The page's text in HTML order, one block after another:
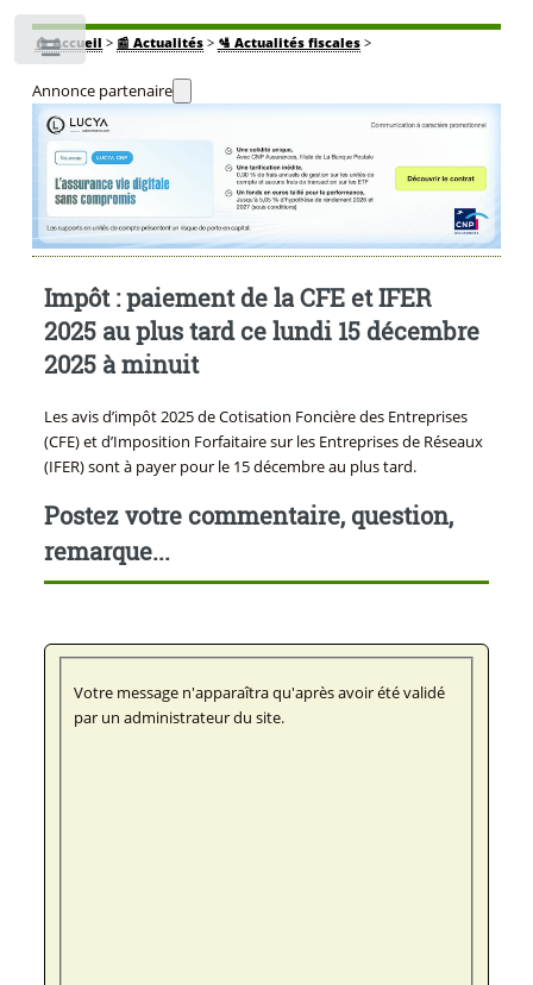
🏠Accueil > 📰 Actualités> 🛂 Actualités fiscales>
Annonce partenaire
Impôt : paiement de la CFE et IFER
2025 au plus tard ce lundi 15 décembre
2025 à minuit
Les avis d’impôt 2025 de Cotisation Foncière des Entreprises
(CFE) et d’Imposition Forfaitaire sur les Entreprises de Réseaux
(IFER) sont à payer pour le 15 décembre au plus tard.
Postez votre commentaire, question,
remarque...
Votre message n'apparaîtra qu'après avoir été validé
par un administrateur du site.
Toggle